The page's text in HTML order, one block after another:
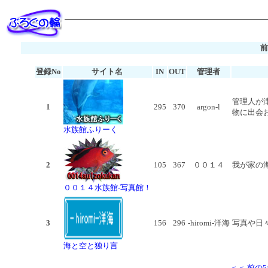
登録No サイト名 IN OUT 管理者
1
水族館ふりーく
295 370 argon-l
管理人が
物に出会
2
００１４水族館-写真館！
105 367 ００１４ 我が家の
3
海と空と独り言
156 296 -hiromi-洋海 写真や日